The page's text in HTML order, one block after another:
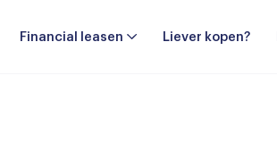
Financial leasen Liever kopen?